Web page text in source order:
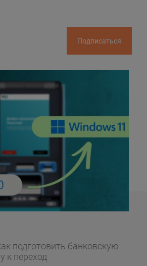
Подписаться
подготовить банковскую
к переход